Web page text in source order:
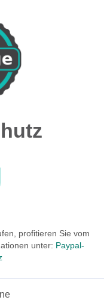
profitieren Sie vom
unter: Paypal-